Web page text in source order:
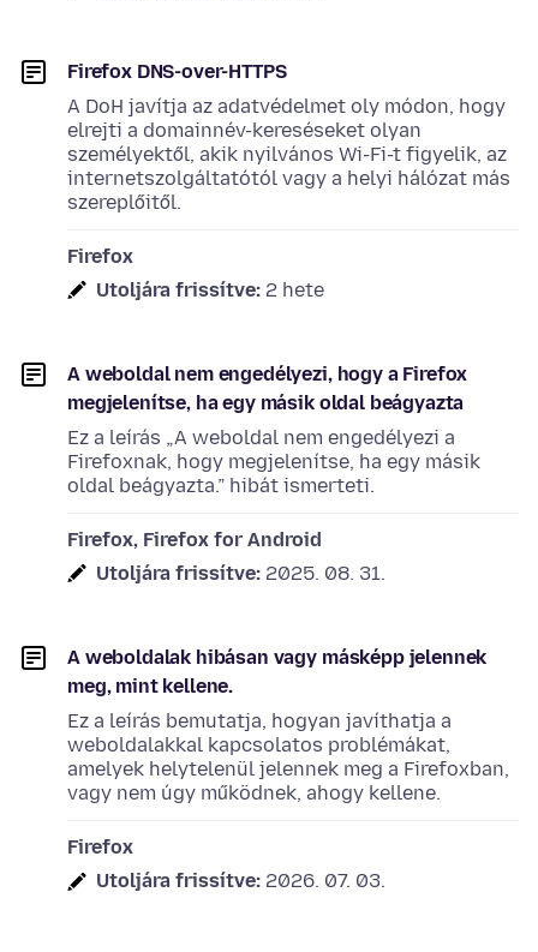
Firefox DNS-over-HTTPS
A DoH javítja az adatvédelmet oly módon, hogy
elrejti a domainnév-kereséseket olyan
személyektől, akik nyilvános Wi-Fi-t figyelik, az
internetszolgáltatótól vagy a helyi hálózat más
szereplőitől.
Firefox
Utoljára frissítve: 2 hete
A weboldal nem engedélyezi, hogy a Firefox
megjelenítse, ha egy másik oldal beágyazta
Ez a leírás „A weboldal nem engedélyezi a
Firefoxnak, hogy megjelenítse, ha egy másik
oldal beágyazta.” hibát ismerteti.
Firefox, Firefox for Android
Utoljára frissítve: 2025. 08. 31.
A weboldalak hibásan vagy másképp jelennek
meg, mint kellene.
Ez a leírás bemutatja, hogyan javíthatja a
weboldalakkal kapcsolatos problémákat,
amelyek helytelenül jelennek meg a Firefoxban,
vagy nem úgy működnek, ahogy kellene.
Firefox
Utoljára frissítve: 2026. 07. 03.